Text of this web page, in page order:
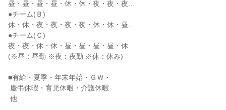
昼・昼・昼・昼・休・休・夜・夜・夜…
●チーム(Ｂ)
休・休・夜・夜・夜・夜・休・休・昼…
●チーム(Ｃ)
夜・夜・休・休・昼・昼・昼・昼・休…
(※昼：昼勤 ※夜：夜勤 ※休：休み)
■有給・夏季・年末年始・ＧＷ・